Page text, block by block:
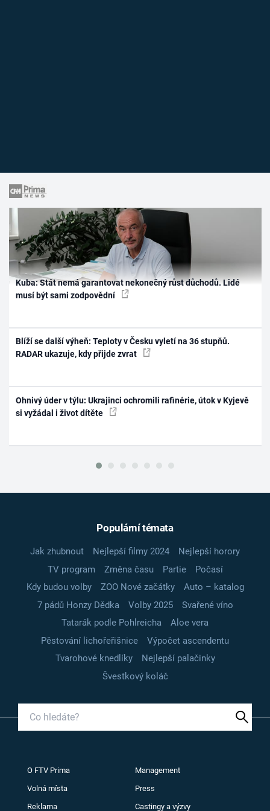
Kuba: Stát nemá garantovat nekonečný růst důchodů. Lidé
musí být sami zodpovědní
Blíží se další výheň: Teploty v Česku vyletí na 36 stupňů.
RADAR ukazuje, kdy přijde zvrat
Ohnivý úder v týlu: Ukrajinci ochromili rafinérie, útok v Kyjevě
si vyžádal i život dítěte
Populární témata
Jak zhubnout Nejlepší filmy 2024
Nejlepší horory
TV program
Změna času Partie
Počasí
Kdy budou volby
ZOO Nové začátky
Auto – katalog
7 pádů Honzy Dědka
Volby 2025
Svařené víno
Tatarák podle Pohlreicha
Aloe vera
Pěstování lichořeřišnice
Výpočet ascendentu
Tvarohové knedlíky
Nejlepší palačinky
Švestkový koláč
O FTV Prima Management
Volná místa Press
Reklama Castingy a výzvy